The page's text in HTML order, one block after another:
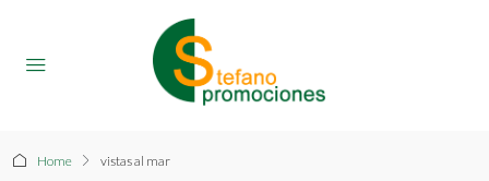
Home vistas al mar